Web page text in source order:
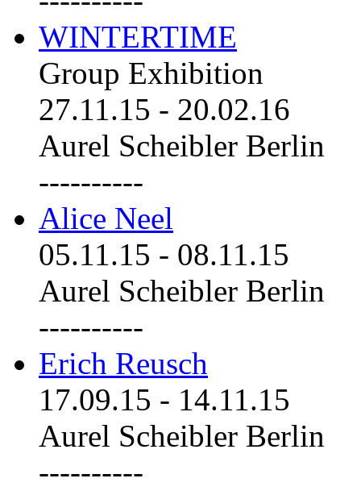
WINTERTIME
Group Exhibition
27.11.15 - 20.02.16
Aurel Scheibler Berlin
----------
Alice Neel
05.11.15 - 08.11.15
Aurel Scheibler Berlin
----------
Erich Reusch
17.09.15 - 14.11.15
Aurel Scheibler Berlin
----------